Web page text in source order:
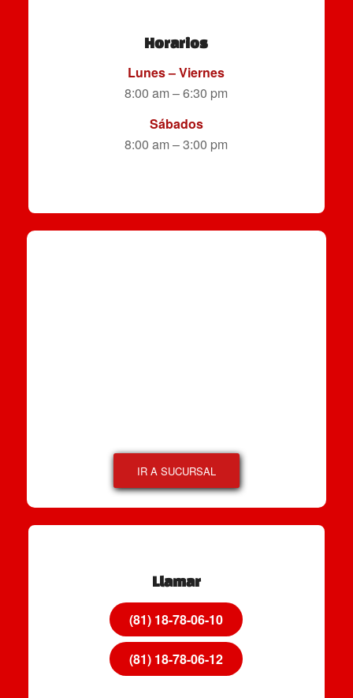
Horarios
Lunes – Viernes
8:00 am – 6:30 pm
Sábados
8:00 am – 3:00 pm
IR A SUCURSAL
Llamar
(81) 18-78-06-10
(81) 18-78-06-12